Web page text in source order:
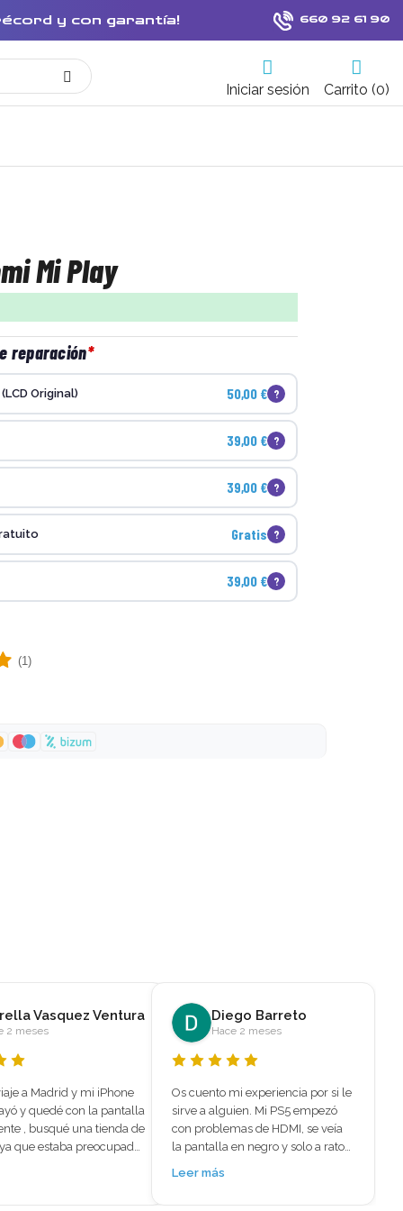
y con garantía! 660 92 61 90
Iniciar sesión Carrito (0)
Mi Play
reparación
Original) 50,00 € ?
39,00 € ?
39,00 € ?
Gratis ?
39,00 € ?
(1)
Barreto
2 meses
experiencia por si le
Mi PS5 empezó
de HDMI, se veía
negro y solo a ratos
pensaba que la tenía
marleni melendez
Hace 5 meses
⭐⭐⭐⭐⭐ El mejor sitio para reparar
iPhone 15 Plus – Reparación
rápida y profesional
encantoBuscaba un sitio
especializado en reparación de
Leer más